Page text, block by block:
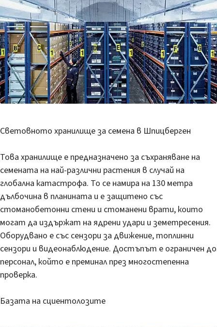
Световното хранилище за семена в Шпицберген
Това хранилище е предназначено за съхраняване на
семената на най-различни растения в случай на
глобална катастрофа. То се намира на 130 метра
дълбочина в планината и е защитено със
стоманобетонни стени и стоманени врати, които
могат да издържат на ядрени удари и земетресения.
Оборудвано е със сензори за движение, топлинни
сензори и видеонаблюдение. Достъпът е ограничен до
персонал, който е преминал през многостепенна
проверка.
Базата на сциентолозите